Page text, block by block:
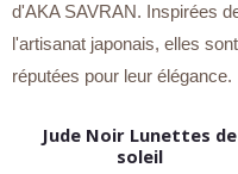
Jude Noir Lunettes de
soleil